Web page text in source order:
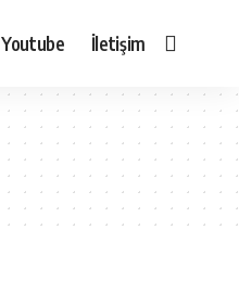
Youtube İletişim